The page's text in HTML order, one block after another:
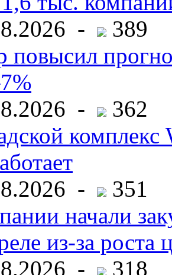
-
389
повысил
-
362
комплекс
-
351
начали
из-за роста
-
318